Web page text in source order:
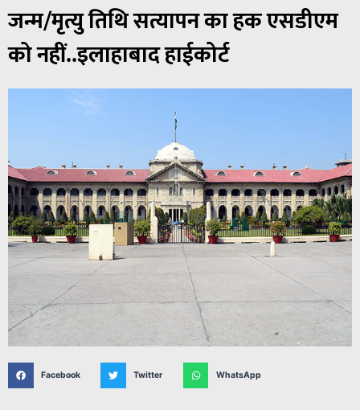
जन्म/मृत्यु तिथि सत्यापन का हक एसडीएम
को नहीं..इलाहाबाद हाईकोर्ट
Facebook Twitter WhatsApp